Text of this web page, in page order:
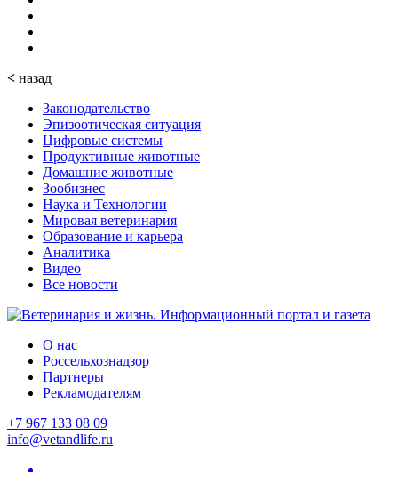
< назад
Законодательство
Эпизоотическая ситуация
Цифровые системы
Продуктивные животные
Домашние животные
Зообизнес
Наука и Технологии
Мировая ветеринария
Образование и карьера
Аналитика
Видео
Все новости
О нас
Россельхознадзор
Партнеры
Рекламодателям
+7 967 133 08 09
info@vetandlife.ru